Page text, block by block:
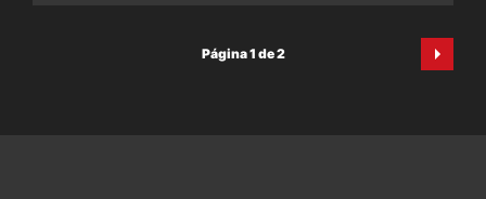
Página 1 de 2